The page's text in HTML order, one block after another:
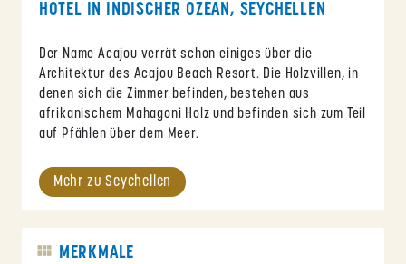
HOTEL IN INDISCHER OZEAN, SEYCHELLEN
Der Name Acajou verrät schon einiges über die
Architektur des Acajou Beach Resort. Die Holzvillen, in
denen sich die Zimmer befinden, bestehen aus
afrikanischem Mahagoni Holz und befinden sich zum Teil
auf Pfählen über dem Meer.
Mehr zu Seychellen
MERKMALE